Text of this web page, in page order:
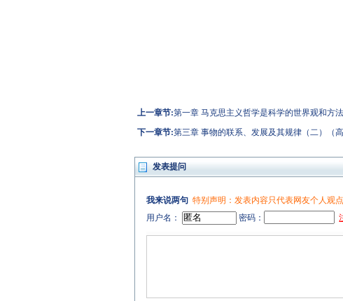
上一章节:第一章 马克思主义哲学是科学的世界观和方
下一章节:第三章 事物的联系、发展及其规律（二）（高
发表提问
我来说两句 特别声明：发表内容只代表网友个人观
用户名：
密码：